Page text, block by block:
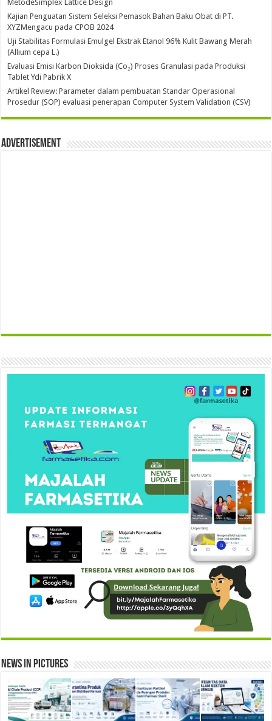
MetodeSimplex Lattice Design
Kajian Penguatan Sistem Seleksi Pemasok Bahan Baku Obat di PT.
XYZMengacu pada CPOB 2024
Uji Stabilitas Formulasi Emulgel Ekstrak Etanol 96% Kulit Bawang Merah
(Allium cepa L.)
Evaluasi Emisi Karbon Dioksida (Co₂) Proses Granulasi pada Produksi
Tablet Ydi Pabrik X
Artikel Review: Parameter dalam pembuatan Standar Operasional
Prosedur (SOP) evaluasi penerapan Computer System Validation (CSV)
Advertisement
News in Pictures